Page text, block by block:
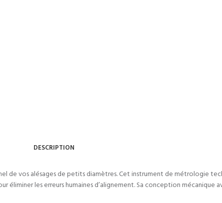
DESCRIPTION
de vos alésages de petits diamètres. Cet instrument de métrologie
éliminer les erreurs humaines d’alignement. Sa conception